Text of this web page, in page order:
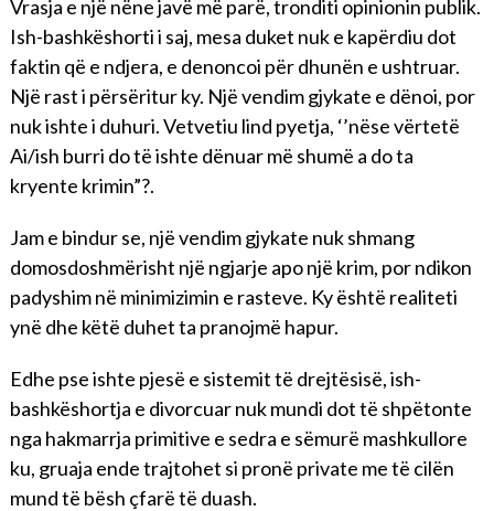
Vrasja e një nëne javë më parë, tronditi opinionin publik.
Ish-bashkëshorti i saj, mesa duket nuk e kapërdiu dot
faktin që e ndjera, e denoncoi për dhunën e ushtruar.
Një rast i përsëritur ky. Një vendim gjykate e dënoi, por
nuk ishte i duhuri. Vetvetiu lind pyetja, ‘’nëse vërtetë
Ai/ish burri do të ishte dënuar më shumë a do ta
kryente krimin”?.
Jam e bindur se, një vendim gjykate nuk shmang
domosdoshmërisht një ngjarje apo një krim, por ndikon
padyshim në minimizimin e rasteve. Ky është realiteti
ynë dhe këtë duhet ta pranojmë hapur.
Edhe pse ishte pjesë e sistemit të drejtësisë, ish-
bashkëshortja e divorcuar nuk mundi dot të shpëtonte
nga hakmarrja primitive e sedra e sëmurë mashkullore
ku, gruaja ende trajtohet si pronë private me të cilën
mund të bësh çfarë të duash.